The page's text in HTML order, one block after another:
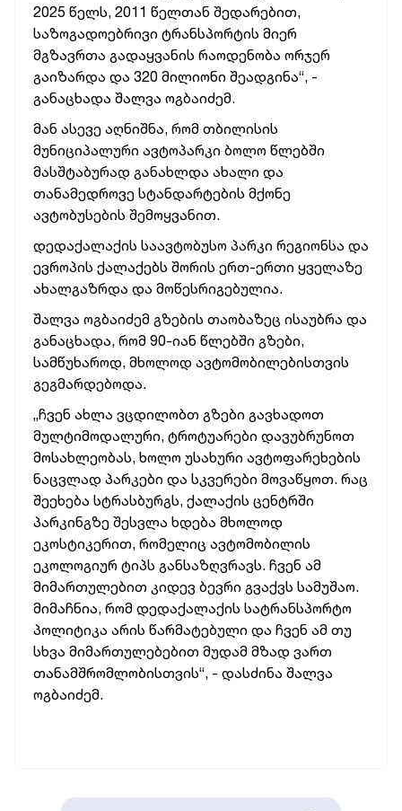
2025 წელს, 2011 წელთან შედარებით,
საზოგადოებრივი ტრანსპორტის მიერ
მგზავრთა გადაყვანის რაოდენობა ორჯერ
გაიზარდა და 320 მილიონი შეადგინა“, -
განაცხადა შალვა ოგბაიძემ.
მან ასევე აღნიშნა, რომ თბილისის
მუნიციპალური ავტოპარკი ბოლო წლებში
მასშტაბურად განახლდა ახალი და
თანამედროვე სტანდარტების მქონე
ავტობუსების შემოყვანით.
დედაქალაქის საავტობუსო პარკი რეგიონსა და
ევროპის ქალაქებს შორის ერთ-ერთი ყველაზე
ახალგაზრდა და მოწესრიგებულია.
შალვა ოგბაიძემ გზების თაობაზეც ისაუბრა და
განაცხადა, რომ 90-იან წლებში გზები,
სამწუხაროდ, მხოლოდ ავტომობილებისთვის
გეგმარდებოდა.
„ჩვენ ახლა ვცდილობთ გზები გავხადოთ
მულტიმოდალური, ტროტუარები დავუბრუნოთ
მოსახლეობას, ხოლო უსახური ავტოფარეხების
ნაცვლად პარკები და სკვერები მოვაწყოთ. რაც
შეეხება სტრასბურგს, ქალაქის ცენტრში
პარკინგზე შესვლა ხდება მხოლოდ
ეკოსტიკერით, რომელიც ავტომობილის
ეკოლოგიურ ტიპს განსაზღვრავს. ჩვენ ამ
მიმართულებით კიდევ ბევრი გვაქვს სამუშაო.
მიმაჩნია, რომ დედაქალაქის სატრანსპორტო
პოლიტიკა არის წარმატებული და ჩვენ ამ თუ
სხვა მიმართულებებით მუდამ მზად ვართ
თანამშრომლობისთვის“, - დასძინა შალვა
ოგბაიძემ.